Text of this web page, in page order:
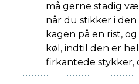
må gerne stadig
når du stikker i den
kagen på en rist,
køl, indtil den er
firkantede stykker,